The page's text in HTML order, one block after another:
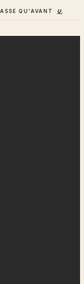
QU'AVANT UN AVIS ?